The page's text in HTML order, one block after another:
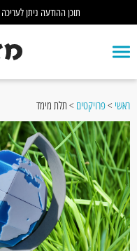
תוכן ההודעה ניתן
ראשי >פרויקטים >תלת מימד